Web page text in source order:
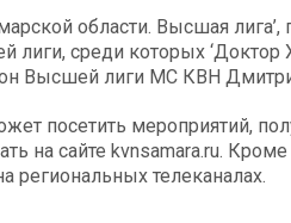
области. Высшая
среди которых ‘Доктор
Высшей лиги МС КВН
посетить мероприятий,
на сайте kvnsamara.ru.
региональных телеканалах.